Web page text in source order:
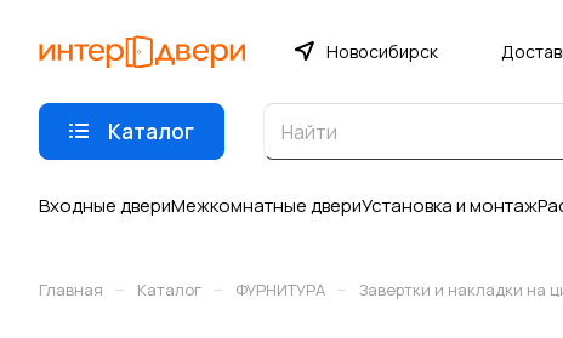
Новосибирск
Каталог
Входные двериМежкомнатные двериУстановка и монтаж
Главная – Каталог – ФУРНИТУРА – Завертки и накладки на